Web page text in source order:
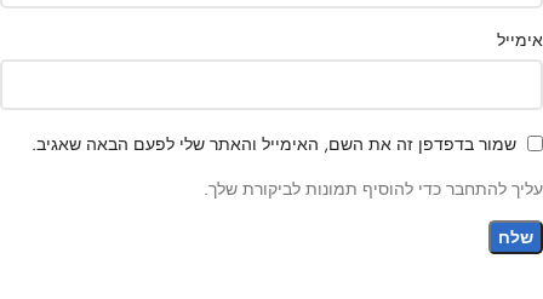
אימייל
שמור בדפדפן זה את השם, האימייל והאתר שלי לפעם הבאה שאגיב.
עליך להתחבר כדי להוסיף תמונות לביקורת שלך.